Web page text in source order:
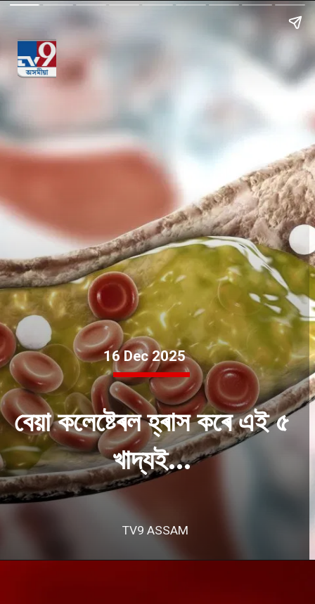
বেয়া কলেষ্টেৰল হ্ৰাস কৰে এই ৫
খাদ্যই...
16 Dec 2025
TV9 ASSAM